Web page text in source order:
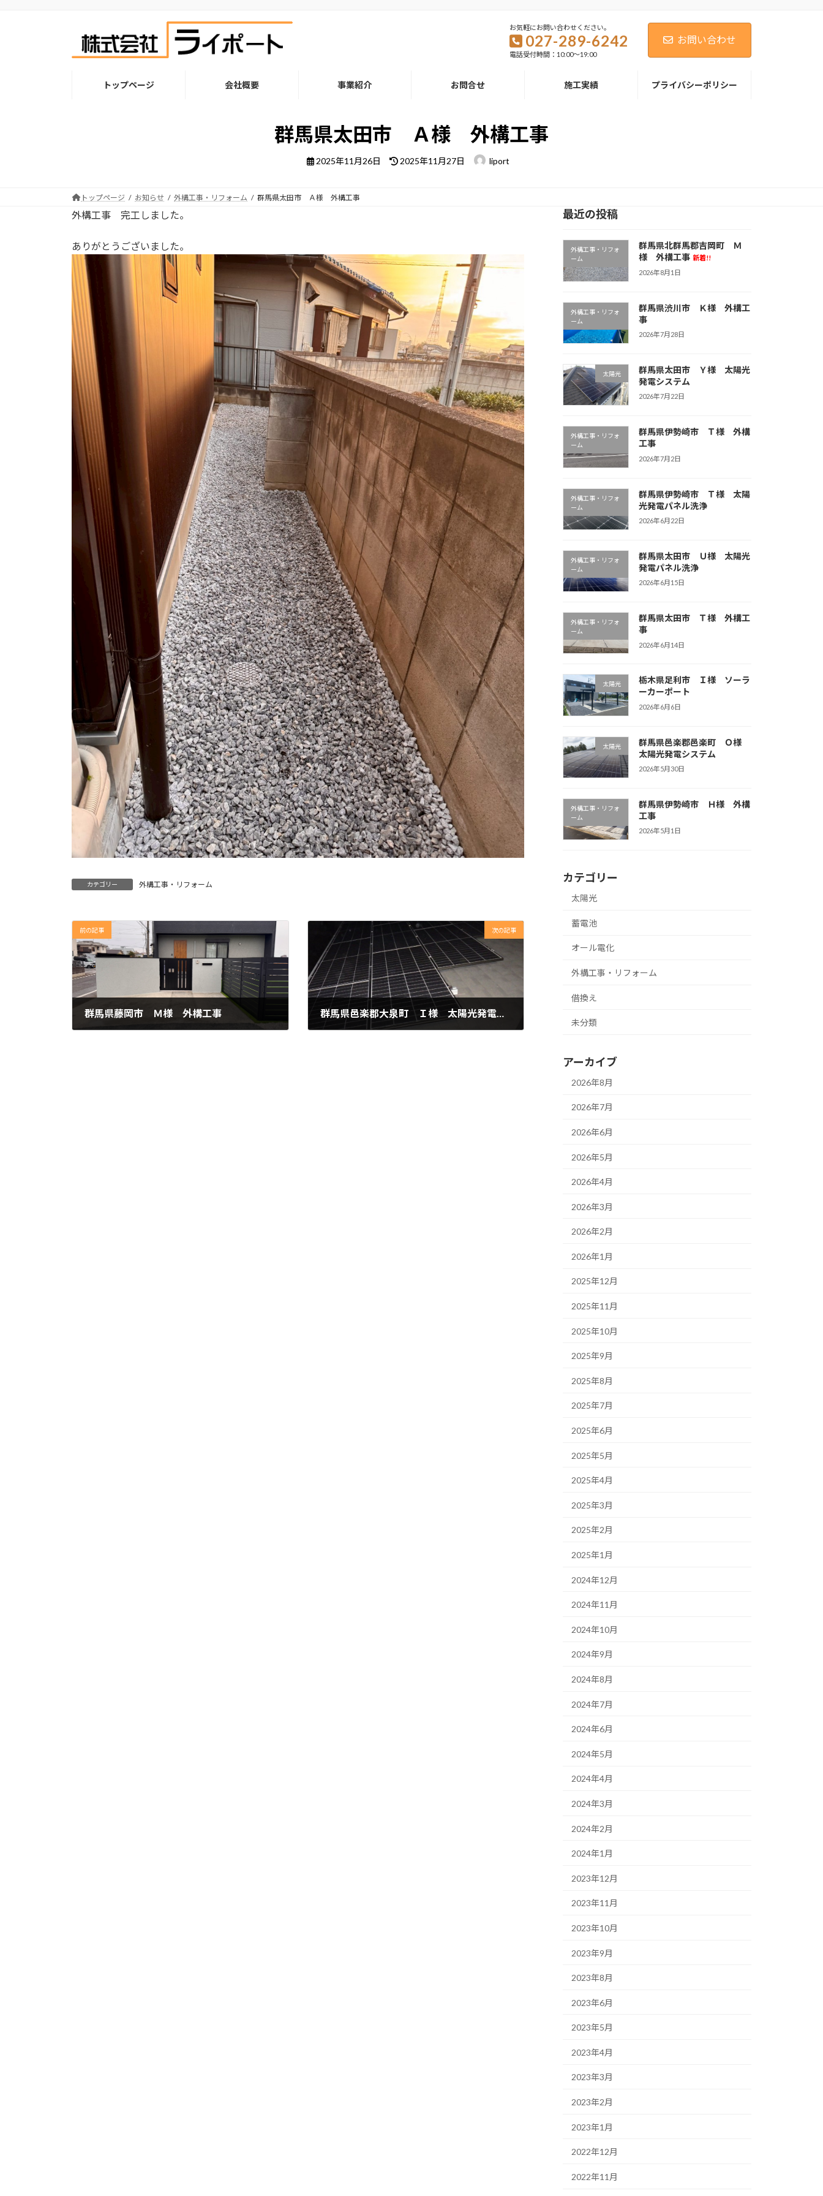
お気軽にお問い合わせください。
027-289-6242
電話受付時間：10:00～19:00
お問い合わせ
トップページ 会社概要 事業紹介 お問合せ 施工実績 プライバシーポリシー
群馬県太田市 Ａ様 外構工事
2025年11月26日
最
終
2025年11月27日 liport
トップページ お知らせ 外構工事・リフォーム 群馬県太田市 Ａ様 外構工事
外構工事 完工しました。
ありがとうございました。
カテゴリー 外構工事・リフォーム
前の記事
群馬県藤岡市 Ｍ様 外構工事
次の記事
群馬県邑楽郡大泉町 Ｉ様 太陽光発電システム
最近の投稿
外構工事・リフォ
ーム
群馬県北群馬郡吉岡町 Ｍ
様 外構工事 新着!!
2026年8月1日
外構工事・リフォ
ーム
群馬県渋川市 Ｋ様 外構工
事
2026年7月28日
太陽光
群馬県太田市 Ｙ様 太陽光
発電システム
2026年7月22日
外構工事・リフォ
ーム
群馬県伊勢崎市 Ｔ様 外構
工事
2026年7月2日
外構工事・リフォ
ーム
群馬県伊勢崎市 Ｔ様 太陽
光発電パネル洗浄
2026年6月22日
外構工事・リフォ
ーム
群馬県太田市 Ｕ様 太陽光
発電パネル洗浄
2026年6月15日
外構工事・リフォ
ーム
群馬県太田市 Ｔ様 外構工
事
2026年6月14日
太陽光
栃木県足利市 Ｉ様 ソーラ
ーカーポート
2026年6月6日
太陽光
群馬県邑楽郡邑楽町 Ｏ様
太陽光発電システム
2026年5月30日
外構工事・リフォ
ーム
群馬県伊勢崎市 Ｈ様 外構
工事
2026年5月1日
カテゴリー
太陽光
蓄電池
オール電化
外構工事・リフォーム
借換え
未分類
アーカイブ
2026年8月
2026年7月
2026年6月
2026年5月
2026年4月
2026年3月
2026年2月
2026年1月
2025年12月
2025年11月
2025年10月
2025年9月
2025年8月
2025年7月
2025年6月
2025年5月
2025年4月
2025年3月
2025年2月
2025年1月
2024年12月
2024年11月
2024年10月
2024年9月
2024年8月
2024年7月
2024年6月
2024年5月
2024年4月
2024年3月
2024年2月
2024年1月
2023年12月
2023年11月
2023年10月
2023年9月
2023年8月
2023年6月
2023年5月
2023年4月
2023年3月
2023年2月
2023年1月
2022年12月
2022年11月